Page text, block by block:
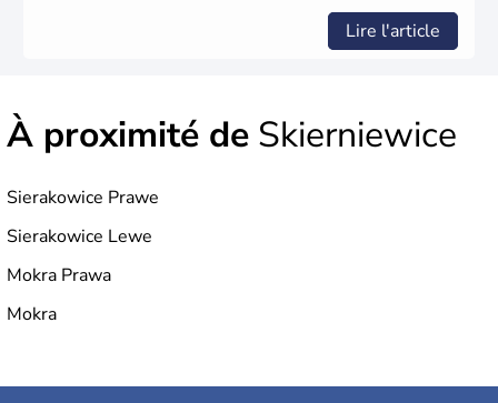
Lire l'article
À proximité de Skierniewice
Sierakowice Prawe
Sierakowice Lewe
Mokra Prawa
Mokra